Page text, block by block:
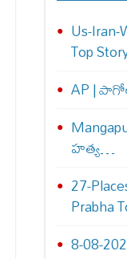
Us-Iran-
Top
AP |
హత్య…
27-
Prabha
8-08-